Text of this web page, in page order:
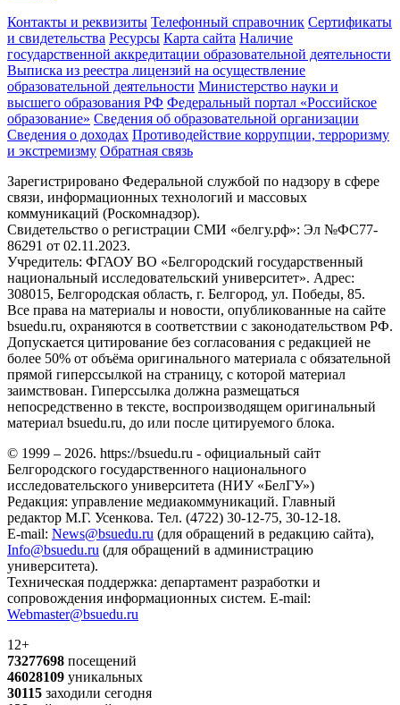
Контакты и реквизиты Телефонный справочник Сертификаты
и свидетельства Ресурсы Карта сайта Наличие
государственной аккредитации образовательной деятельности
Выписка из реестра лицензий на осуществление
образовательной деятельности Министерствo науки и
высшего образования РФ Федеральный портал «Российское
образование» Сведения об образовательной организации
Сведения о доходах Противодействие коррупции, терроризму
и экстремизму Обратная связь
Зарегистрировано Федеральной службой по надзору в сфере
связи, информационных технологий и массовых
коммуникаций (Роскомнадзор).
Свидетельство о регистрации СМИ «белгу.рф»: Эл №ФС77-
86291 от 02.11.2023.
Учредитель: ФГАОУ ВО «Белгородский государственный
национальный исследовательский университет». Адрес:
308015, Белгородская область, г. Белгород, ул. Победы, 85.
Все права на материалы и новости, опубликованные на сайте
bsuedu.ru, охраняются в соответствии с законодательством РФ.
Допускается цитирование без согласования с редакцией не
более 50% от объёма оригинального материала с обязательной
прямой гиперссылкой на страницу, с которой материал
заимствован. Гиперссылка должна размещаться
непосредственно в тексте, воспроизводящем оригинальный
материал bsuedu.ru, до или после цитируемого блока.
© 1999 – 2026. https://bsuedu.ru - официальный сайт
Белгородского государственного национального
исследовательского университета (НИУ «БелГУ»)
Редакция: управление медиакоммуникаций. Главный
редактор М.Г. Усенкова. Тел. (4722) 30-12-75, 30-12-18.
E-mail: News@bsuedu.ru (для обращений в редакцию сайта),
Info@bsuedu.ru (для обращений в администрацию
университета).
Техническая поддержка: департамент разработки и
сопровождения информационных систем. E-mail:
Webmaster@bsuedu.ru
12+
73277698 посещений
46028109 уникальных
30115 заходили сегодня